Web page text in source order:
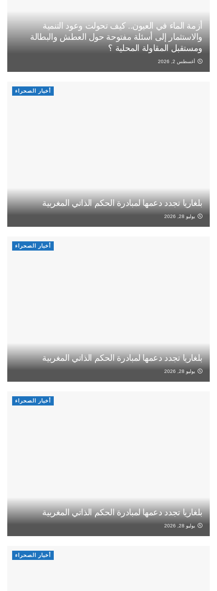
أزمة الماء في العيون.. كيف تحولت وعود التنمية
والاستثمار إلى أسئلة مفتوحة حول العطش والبطالة
ومستقبل المقاولة المحلية ؟
أغسطس 2, 2026
أخبار الصحراء
بلغاريا تجدد دعمها لمبادرة الحكم الذاتي المغربية
يوليو 28, 2026
أخبار الصحراء
بلغاريا تجدد دعمها لمبادرة الحكم الذاتي المغربية
يوليو 28, 2026
أخبار الصحراء
بلغاريا تجدد دعمها لمبادرة الحكم الذاتي المغربية
يوليو 28, 2026
أخبار الصحراء